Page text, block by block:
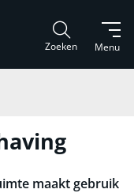
Menu
Zoeken
maakt gebruik